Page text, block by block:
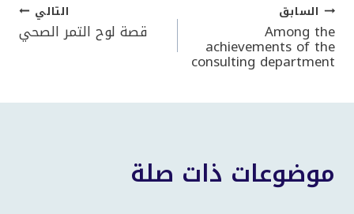
تصفّح
المقالات
السابق
Among the
achievements of the
consulting department
التالي
قصة لوح التمر الصحي
موضوعات ذات صلة